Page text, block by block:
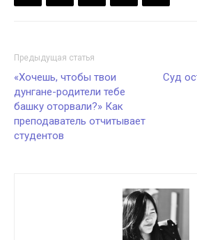
Предыдущая статья
«Хочешь, чтобы твои
дунгане-родители тебе
башку оторвали?» Как
преподаватель отчитывает
студентов
Суд